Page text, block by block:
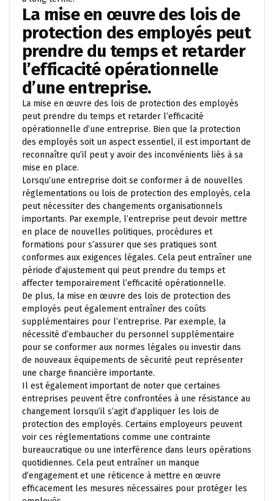
La mise en œuvre des lois de
protection des employés peut
prendre du temps et retarder
l’efficacité opérationnelle
d’une entreprise.
La mise en œuvre des lois de protection des employés
peut prendre du temps et retarder l’efficacité
opérationnelle d’une entreprise. Bien que la protection
des employés soit un aspect essentiel, il est important de
reconnaître qu’il peut y avoir des inconvénients liés à sa
mise en place.
Lorsqu’une entreprise doit se conformer à de nouvelles
réglementations ou lois de protection des employés, cela
peut nécessiter des changements organisationnels
importants. Par exemple, l’entreprise peut devoir mettre
en place de nouvelles politiques, procédures et
formations pour s’assurer que ses pratiques sont
conformes aux exigences légales. Cela peut entraîner une
période d’ajustement qui peut prendre du temps et
affecter temporairement l’efficacité opérationnelle.
De plus, la mise en œuvre des lois de protection des
employés peut également entraîner des coûts
supplémentaires pour l’entreprise. Par exemple, la
nécessité d’embaucher du personnel supplémentaire
pour se conformer aux normes légales ou investir dans
de nouveaux équipements de sécurité peut représenter
une charge financière importante.
Il est également important de noter que certaines
entreprises peuvent être confrontées à une résistance au
changement lorsqu’il s’agit d’appliquer les lois de
protection des employés. Certains employeurs peuvent
voir ces réglementations comme une contrainte
bureaucratique ou une interférence dans leurs opérations
quotidiennes. Cela peut entraîner un manque
d’engagement et une réticence à mettre en œuvre
efficacement les mesures nécessaires pour protéger les